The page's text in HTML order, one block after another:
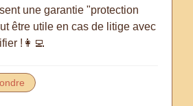
une garantie "protection
être utile en cas de litige avec
!👩‍💻